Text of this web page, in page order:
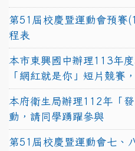
第51屆校慶暨運動會預賽
程表
本市東興國中辦理113年
「網紅就是你」短片競賽
本府衛生局辦理112年「
動，請同學踴躍參與
第51屆校慶暨運動會七、